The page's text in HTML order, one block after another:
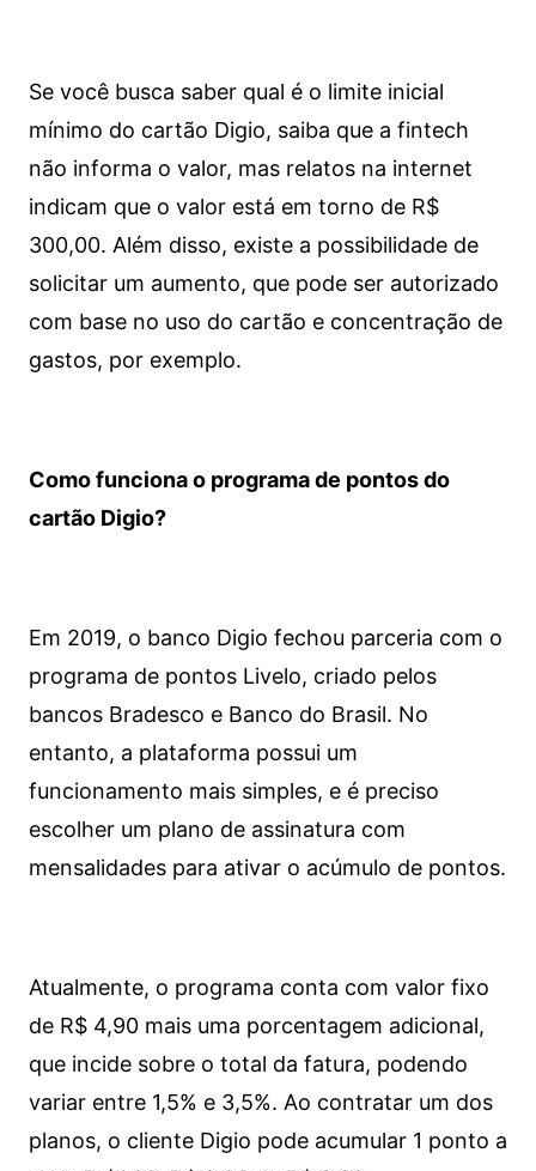
Se você busca saber qual é o limite inicial
mínimo do cartão Digio, saiba que a fintech
não informa o valor, mas relatos na internet
indicam que o valor está em torno de R$
300,00. Além disso, existe a possibilidade de
solicitar um aumento, que pode ser autorizado
com base no uso do cartão e concentração de
gastos, por exemplo.
Como funciona o programa de pontos do
cartão Digio?
Em 2019, o banco Digio fechou parceria com o
programa de pontos Livelo, criado pelos
bancos Bradesco e Banco do Brasil. No
entanto, a plataforma possui um
funcionamento mais simples, e é preciso
escolher um plano de assinatura com
mensalidades para ativar o acúmulo de pontos.
Atualmente, o programa conta com valor fixo
de R$ 4,90 mais uma porcentagem adicional,
que incide sobre o total da fatura, podendo
variar entre 1,5% e 3,5%. Ao contratar um dos
planos, o cliente Digio pode acumular 1 ponto a